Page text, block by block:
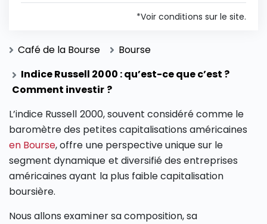
*Voir conditions sur le site.
Café de la Bourse
Bourse
Indice Russell 2000 : qu’est-ce que c’est ?
Comment investir ?
L’indice Russell 2000, souvent considéré comme le
baromètre des petites capitalisations américaines
en Bourse, offre une perspective unique sur le
segment dynamique et diversifié des entreprises
américaines ayant la plus faible capitalisation
boursière.
Nous allons examiner sa composition, sa